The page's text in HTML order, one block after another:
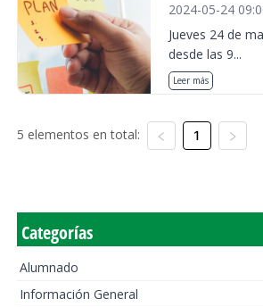
2024-05-24
Jueves 24 de
desde las 9...
Leer más
5 elementos en total: 1
Categorías
Alumnado
Información General